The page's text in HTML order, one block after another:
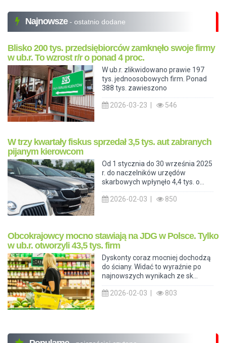
Najnowsze - ostatnio dodane
Blisko 200 tys. przedsiębiorców zamknęło swoje firmy
w ub.r. To wzrost r/r o ponad 4 proc.
W ub.r. zlikwidowano prawie 197
tys. jednoosobowych firm. Ponad
388 tys. zawieszono
2026-03-23 | 546
W trzy kwartały fiskus sprzedał 3,5 tys. aut zabranych
pijanym kierowcom
Od 1 stycznia do 30 września 2025
r. do naczelników urzędów
skarbowych wpłynęło 4,4 tys. o...
2026-02-03 | 850
Obcokrajowcy mocno stawiają na JDG w Polsce. Tylko
w ub.r. otworzyli 43,5 tys. firm
Dyskonty coraz mocniej dochodzą
do ściany. Widać to wyraźnie po
najnowszych wynikach ze sk...
2026-02-03 | 803